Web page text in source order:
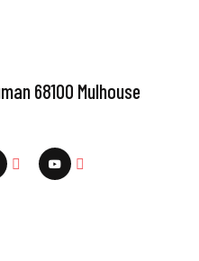
68100 Mulhouse